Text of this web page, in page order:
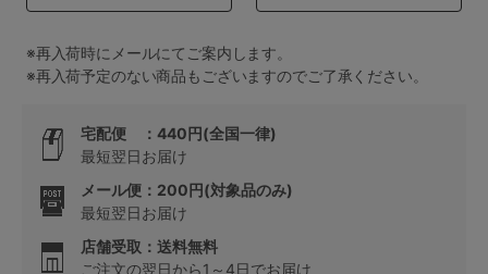
※再入荷時にメールにてご案内します。
※再入荷予定のない商品もございますのでご了承ください。
宅配便 ：440円(全国一律)
最短翌日お届け
メール便：200円(対象品のみ)
最短翌日お届け
店舗受取：送料無料
ご注文の翌日から1～4日でお届け